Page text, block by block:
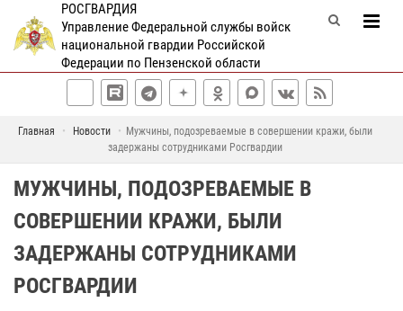
РОСГВАРДИЯ
Управление Федеральной службы войск
национальной гвардии Российской
Федерации по Пензенской области
Главная Новости
Мужчины, подозреваемые в совершении кражи, были
задержаны сотрудниками Росгвардии
МУЖЧИНЫ, ПОДОЗРЕВАЕМЫЕ В
СОВЕРШЕНИИ КРАЖИ, БЫЛИ
ЗАДЕРЖАНЫ СОТРУДНИКАМИ
РОСГВАРДИИ